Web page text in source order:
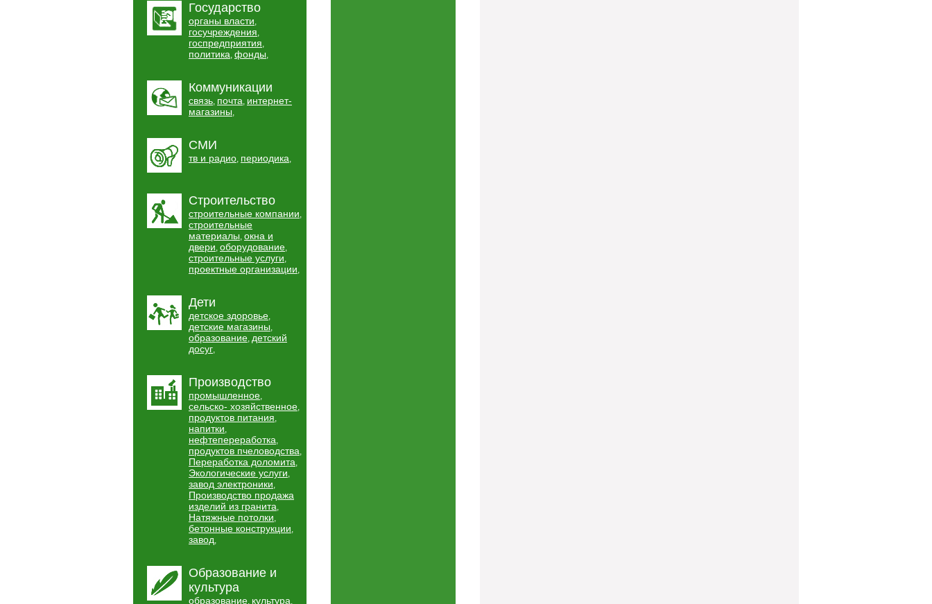
Государство
органы власти,
госучреждения,
госпредприятия,
политика, фонды,
Коммуникации
связь, почта, интернет-
магазины,
СМИ
тв и радио, периодика,
Строительство
строительные компании,
строительные
материалы, окна и
двери, оборудование,
строительные услуги,
проектные организации,
Дети
детское здоровье,
детские магазины,
образование, детский
досуг,
Производство
промышленное,
сельско- хозяйственное,
продуктов питания,
напитки,
нефтепереработка,
продуктов пчеловодства,
Переработка доломита,
Экологические услуги,
завод электроники,
Производство продажа
изделий из гранита,
Натяжные потолки,
бетонные конструкции,
завод,
Образование и
культура
образование, культура,